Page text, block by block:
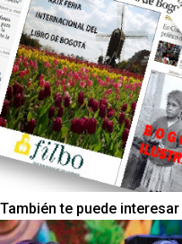
También te puede interesar